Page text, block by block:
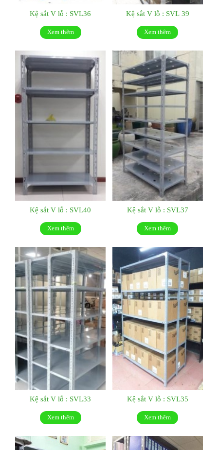
Kệ sắt V lỗ : SVL36
Xem thêm
Kệ sắt V lỗ : SVL 39
Xem thêm
Kệ sắt V lỗ : SVL40
Xem thêm
Kệ sắt V lỗ : SVL37
Xem thêm
Kệ sắt V lỗ : SVL33
Xem thêm
Kệ sắt V lỗ : SVL35
Xem thêm